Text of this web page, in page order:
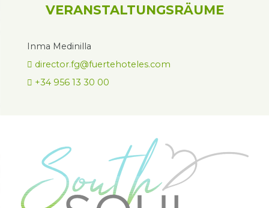
VERANSTALTUNGSRÄUME
Inma Medinilla
director.fg@fuertehoteles.com
+34 956 13 30 00